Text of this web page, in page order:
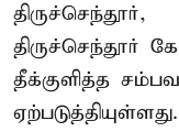
திருச்செந்தூர்,
திருச்செந்தூர்
தீக்குளித்த